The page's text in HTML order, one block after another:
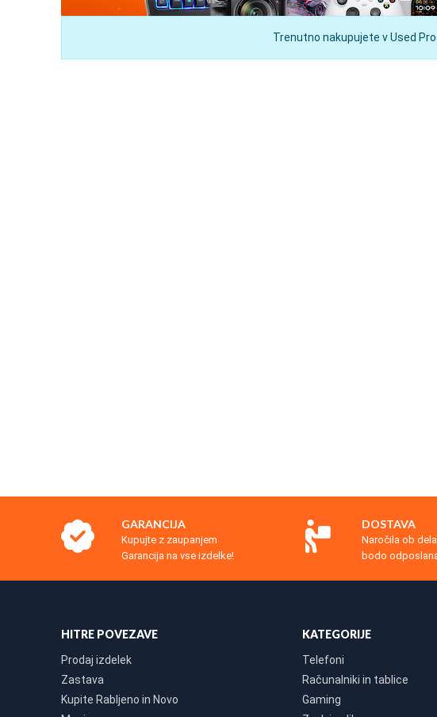
Trenutno nakupujete v Used
GARANCIJA
Kupujte z zaupanjem
Garancija na vse izdelke!
DOSTAVA
Naročila ob
bodo
HITRE POVEZAVE
Prodaj izdelek
Zastava
Kupite Rabljeno in Novo
KATEGORIJE
Telefoni
Računalniki in tablice
Gaming